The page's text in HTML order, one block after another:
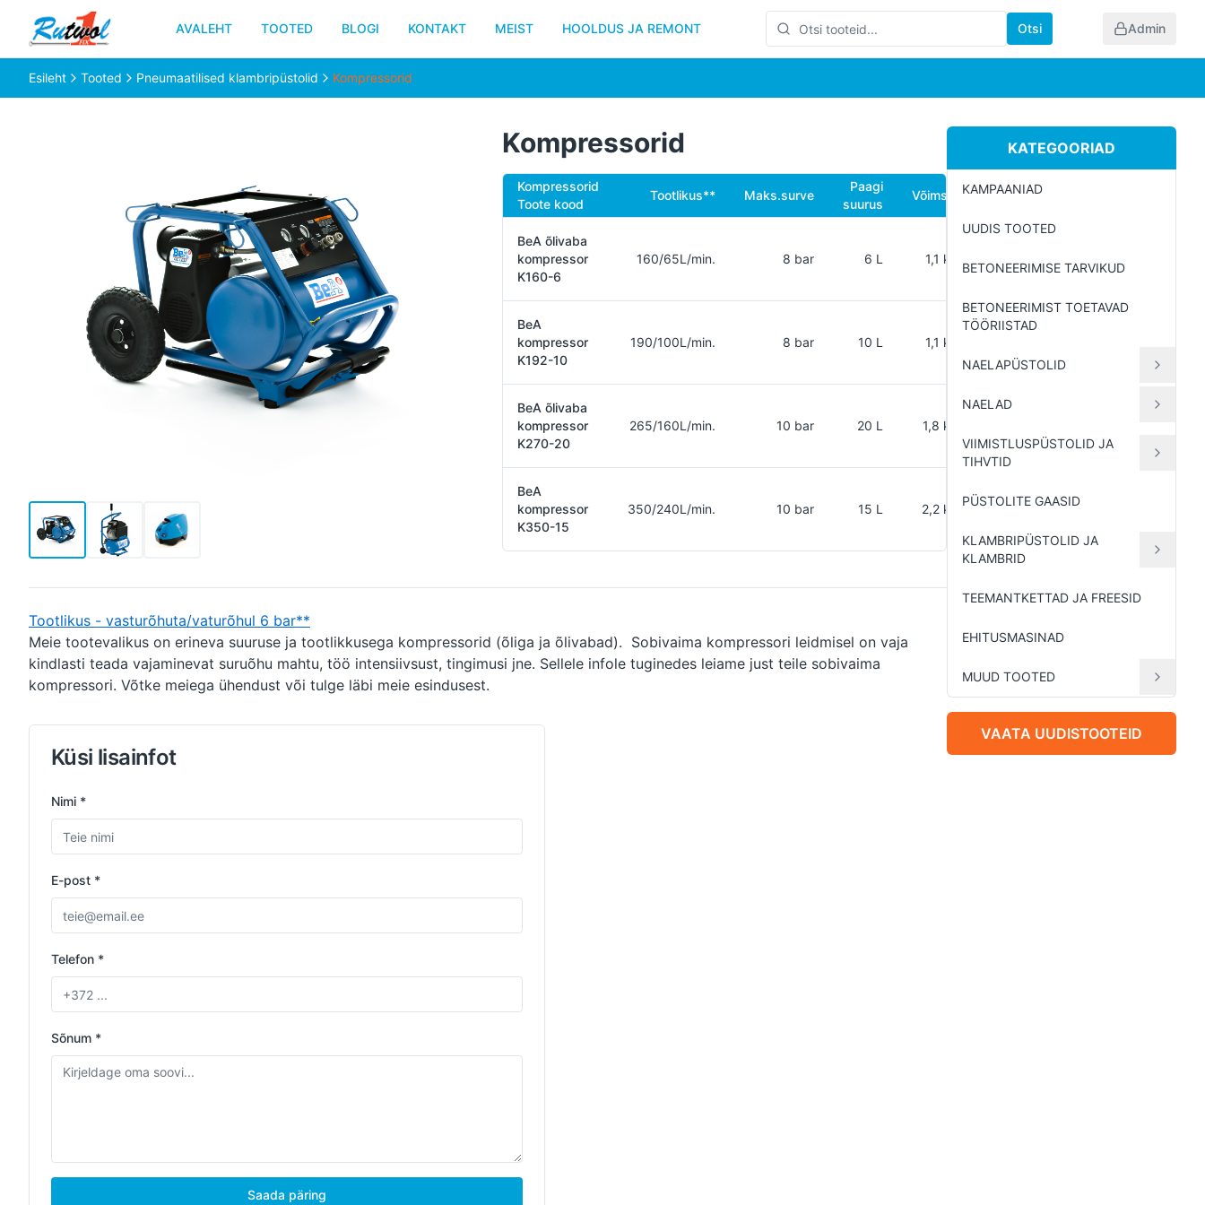
AVALEHT TOOTED BLOGI KONTAKT MEIST HOOLDUS JA REMONT Otsi Admin
Esileht Tooted Pneumaatilised klambripüstolid Kompressorid
Kompressorid
Kompressorid
Toote kood
Tootlikus** Maks.surve
Paagi
suurus
Võimsus Kaal
BeA õlivaba
kompressor
K160-6
160/65L/min. 8 bar 6 L 1,1 kW
kg.
BeA
kompressor
K192-10
190/100L/min. 8 bar 10 L 1,1 kW
25
BeA õlivaba
kompressor
K270-20
265/160L/min. 10 bar 20 L 1,8 kW
BeA
kompressor
K350-15
350/240L/min. 10 bar 15 L 2,2 kW
50
Tootlikus - vasturõhuta/vaturõhul 6 bar**
Meie tootevalikus on erineva suuruse ja tootlikkusega kompressorid (õliga ja õlivabad). Sobivaima kompressori leidmisel on vaja
kindlasti teada vajaminevat suruõhu mahtu, töö intensiivsust, tingimusi jne. Sellele infole tuginedes leiame just teile sobivaima
kompressori. Võtke meiega ühendust või tulge läbi meie esindusest.
Küsi lisainfot
Nimi *
E-post *
Telefon *
Sõnum *
Saada päring
KATEGOORIAD
KAMPAANIAD
UUDIS TOOTED
BETONEERIMISE TARVIKUD
BETONEERIMIST TOETAVAD
TÖÖRIISTAD
NAELAPÜSTOLID
NAELAD
VIIMISTLUSPÜSTOLID JA
TIHVTID
PÜSTOLITE GAASID
KLAMBRIPÜSTOLID JA
KLAMBRID
TEEMANTKETTAD JA FREESID
EHITUSMASINAD
MUUD TOOTED
VAATA UUDISTOOTEID